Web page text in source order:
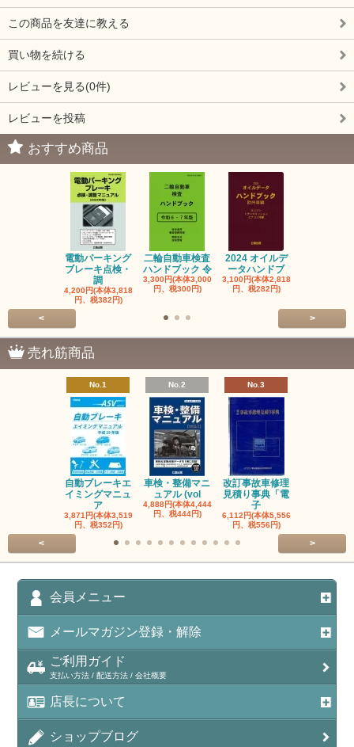
この商品を友達に教える
買い物を続ける
レビューを見る(0件)
レビューを投稿
おすすめ商品
電動パーキング
ブレーキ点検・
調
4,200円(本体3,818
円、税382円)
二輪自動車検査
ハンドブック 令
3,300円(本体3,000
円、税300円)
2024 オイルデ
ータハンドブ
3,100円(本体2,818
円、税282円)
< >
売れ筋商品
No.1
自動ブレーキエ
イミングマニュ
ア
3,871円(本体3,519
円、税352円)
No.2
車検・整備マニ
ュアル (vol
4,888円(本体4,444
円、税444円)
No.3
改訂事故車修理
見積り事典「電
子
6,112円(本体5,556
円、税556円)
< >
会員メニュー
メールマガジン登録・解除
ご利用ガイド
支払い方法 / 配送方法 / 会社概要
店長について
ショップブログ